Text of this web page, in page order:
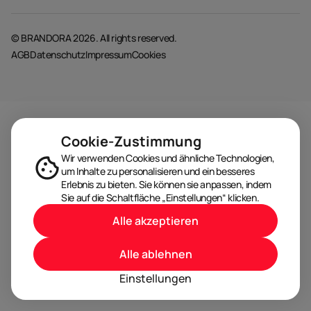
© BRANDORA 2026. All rights reserved.
AGBDatenschutzImpressumCookies
Cookie-Zustimmung
Wir verwenden Cookies und ähnliche Technologien,
um Inhalte zu personalisieren und ein besseres
Erlebnis zu bieten. Sie können sie anpassen, indem
Sie auf die Schaltfläche „Einstellungen“ klicken.
Einstellungen
Alle ablehnen
Alle akzeptieren